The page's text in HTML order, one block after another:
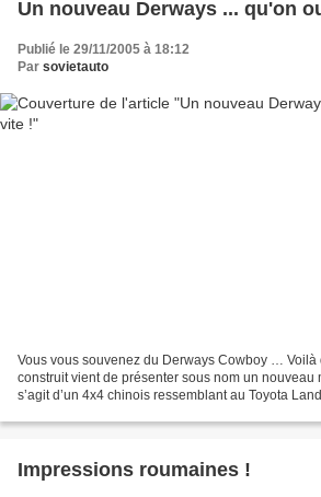
Un nouveau Derways ... qu'on
Publié le 29/11/2005 à 18:12
Par sovietauto
Vous vous souvenez du Derways Cowboy … Voilà
construit vient de présenter sous nom un nouveau
s’agit d’un 4x4 chinois ressemblant au Toyota
Impressions roumaines !